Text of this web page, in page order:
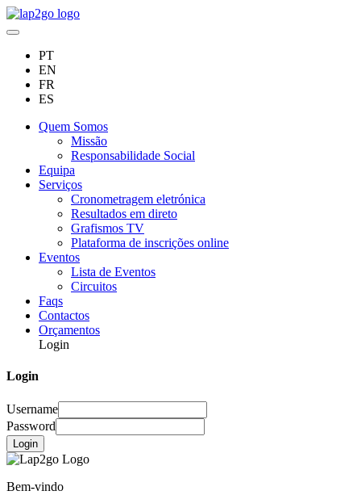
PT
EN
FR
ES
Quem Somos
Missão
Responsabilidade Social
Equipa
Serviços
Cronometragem eletrónica
Resultados em direto
Grafismos TV
Plataforma de inscrições online
Eventos
Lista de Eventos
Circuitos
Faqs
Contactos
Orçamentos
Login
Login
Username
Password
Login
Bem-vindo